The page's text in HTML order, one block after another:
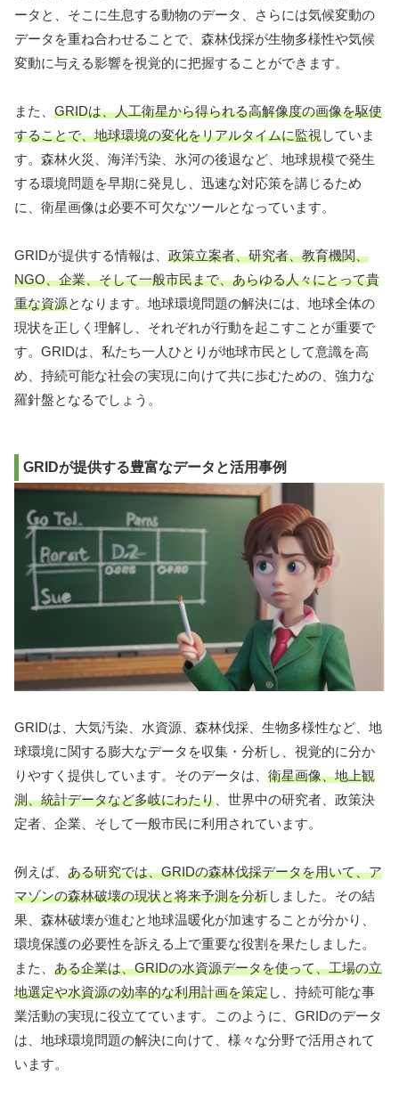
ータと、そこに生息する動物のデータ、さらには気候変動の
データを重ね合わせることで、森林伐採が生物多様性や気候
変動に与える影響を視覚的に把握することができます。
また、 GRIDは、人工衛星から得られる高解像度の画像を駆使
することで、地球環境の変化をリアルタイムに監視していま
す。森林火災、海洋汚染、氷河の後退など、地球規模で発生
する環境問題を早期に発見し、迅速な対応策を講じるため
に、衛星画像は必要不可欠なツールとなっています。
GRIDが提供する情報は、 政策立案者、研究者、教育機関、
NGO、企業、そして一般市民まで、あらゆる人々にとって貴
重な資源となります。地球環境問題の解決には、地球全体の
現状を正しく理解し、それぞれが行動を起こすことが重要で
す。GRIDは、私たち一人ひとりが地球市民として意識を高
め、持続可能な社会の実現に向けて共に歩むための、強力な
羅針盤となるでしょう。
GRIDが提供する豊富なデータと活用事例
GRIDは、大気汚染、水資源、森林伐採、生物多様性など、地
球環境に関する膨大なデータを収集・分析し、視覚的に分か
りやすく提供しています。そのデータは、 衛星画像、地上観
測、統計データなど多岐にわたり 、世界中の研究者、政策決
定者、企業、そして一般市民に利用されています。
例えば、 ある研究では、GRIDの森林伐採データを用いて、ア
マゾンの森林破壊の現状と将来予測を分析しました。その結
果、森林破壊が進むと地球温暖化が加速することが分かり、
環境保護の必要性を訴える上で重要な役割を果たしました。
また、 ある企業は、GRIDの水資源データを使って、工場の立
地選定や水資源の効率的な利用計画を策定し、持続可能な事
業活動の実現に役立てています。このように、GRIDのデータ
は、地球環境問題の解決に向けて、様々な分野で活用されて
います。